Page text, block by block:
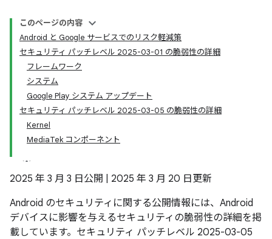
このページの内容
Android と Google サービスでのリスク軽減策
セキュリティ パッチレベル 2025-03-01 の脆弱性の詳細
フレームワーク
システム
Google Play システム アップデート
セキュリティ パッチレベル 2025-03-05 の脆弱性の詳細
Kernel
MediaTek コンポーネント
2025 年 3 月 3 日公開 | 2025 年 3 月 20 日更新
Android のセキュリティに関する公開情報には、Android
デバイスに影響を与えるセキュリティの脆弱性の詳細を掲
載しています。セキュリティ パッチレベル 2025-03-05